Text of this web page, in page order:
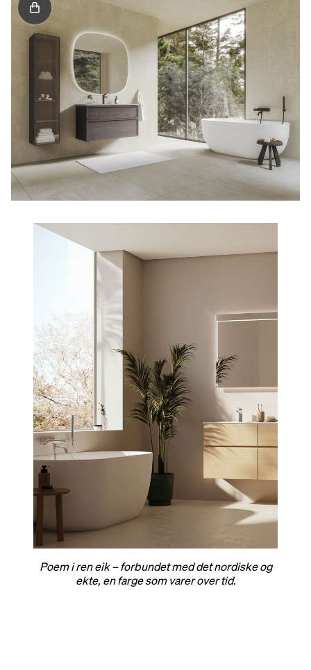
Poem i ren eik – forbundet med det nordiske og
ekte, en farge som varer over tid.